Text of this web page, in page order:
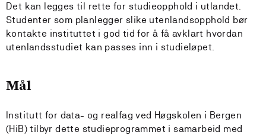
Det kan legges til rette for studieopphold i utlandet.
Studenter som planlegger slike utenlandsopphold bør
kontakte instituttet i god tid for å få avklart hvordan
utenlandsstudiet kan passes inn i studieløpet.
Mål
Institutt for data- og realfag ved Høgskolen i Bergen
(HiB) tilbyr dette studieprogrammet i samarbeid med